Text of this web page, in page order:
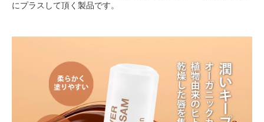
にプラスして頂く製品です。